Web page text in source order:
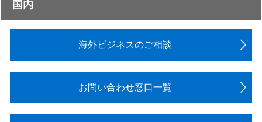
国内
海外ビジネスのご相談
お問い合わせ窓口一覧